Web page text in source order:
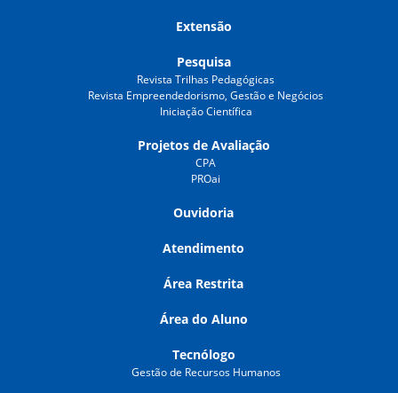
Extensão
Pesquisa
Revista Trilhas Pedagógicas
Revista Empreendedorismo, Gestão e Negócios
Iniciação Científica
Projetos de Avaliação
CPA
PROai
Ouvidoria
Atendimento
Área Restrita
Área do Aluno
Tecnólogo
Gestão de Recursos Humanos